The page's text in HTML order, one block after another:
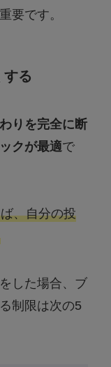
要です。
る
りを完全に断
クが最適で
、自分の投
した場合、ブ
制限は次の5